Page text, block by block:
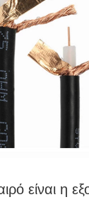
είναι η